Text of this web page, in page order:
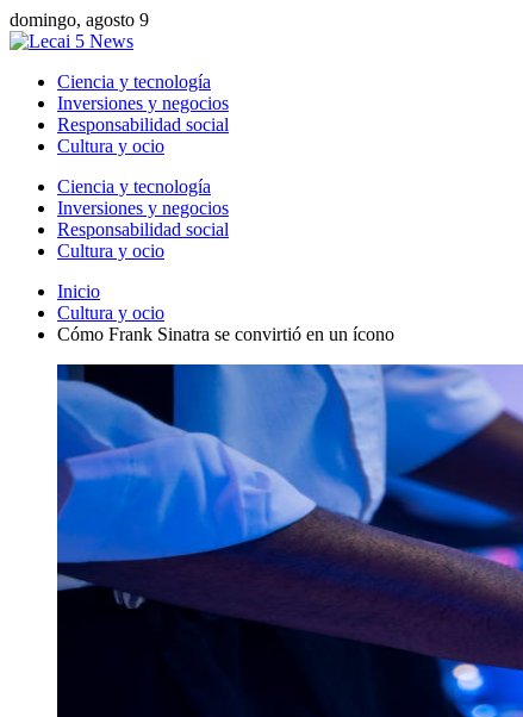
domingo, agosto 9
Ciencia y tecnología
Inversiones y negocios
Responsabilidad social
Cultura y ocio
Ciencia y tecnología
Inversiones y negocios
Responsabilidad social
Cultura y ocio
Inicio
Cultura y ocio
Cómo Frank Sinatra se convirtió en un ícono